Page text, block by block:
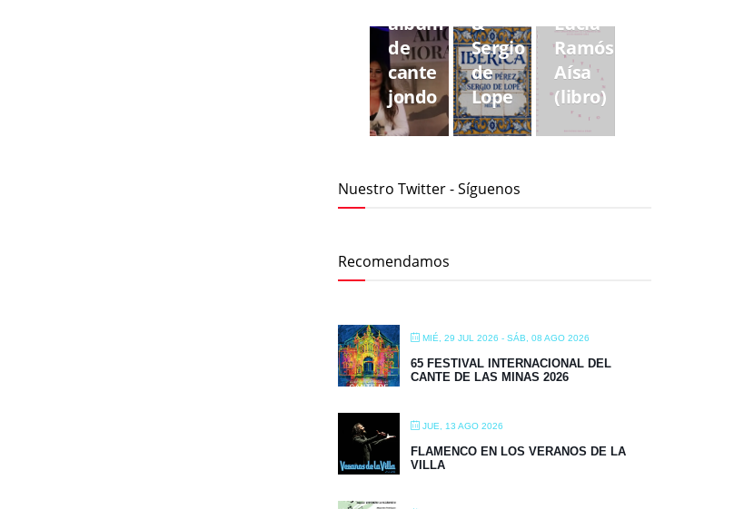
álbum
de
cante
jondo
&
Sergio
de
Lope
Lucía
Ramós
Aísa
(libro)
Nuestro Twitter - Síguenos
Recomendamos
MIÉ, 29 JUL 2026 - SÁB, 08 AGO 2026
65 FESTIVAL INTERNACIONAL DEL
CANTE DE LAS MINAS 2026
JUE, 13 AGO 2026
FLAMENCO EN LOS VERANOS DE LA
VILLA